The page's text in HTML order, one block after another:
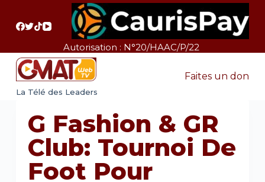
a
Autorisation : N°20/HAAC/P/22
La Télé des Leaders
Faites un don
G Fashion & GR
Club: Tournoi De
Foot Pour